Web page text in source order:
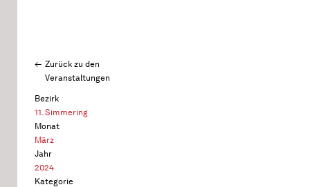
Zurück zu den
Veranstaltungen
Bezirk
11. Simmering
Monat
März
Jahr
2024
Kategorie